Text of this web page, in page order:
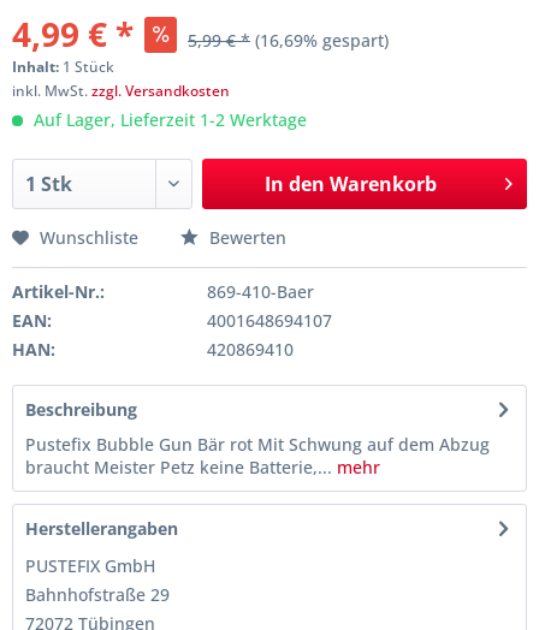
4,99 € * 5,99 € * (16,69% gespart)
Inhalt: 1 Stück
inkl. MwSt.zzgl. Versandkosten
Auf Lager, Lieferzeit 1-2 Werktage
In den Warenkorb
Wunschliste Bewerten
Artikel-Nr.:
869-410-Baer
EAN:
4001648694107
HAN:
420869410
Beschreibung
Pustefix Bubble Gun Bär rot Mit Schwung auf dem Abzug
braucht Meister Petz keine Batterie,... mehr
Herstellerangaben
PUSTEFIX GmbH
Bahnhofstraße 29
72072 Tübingen